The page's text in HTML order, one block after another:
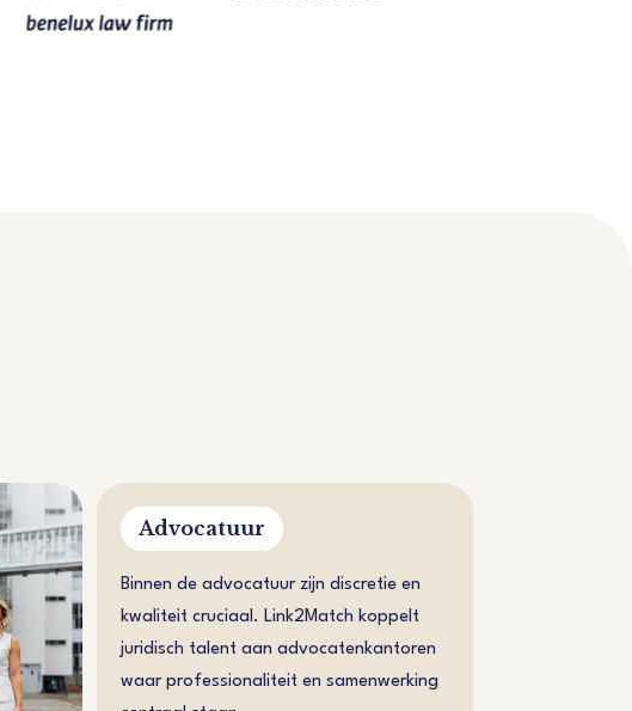
Advocatuur
Binnen de advocatuur zijn discretie en
kwaliteit cruciaal. Link2Match koppelt
juridisch talent aan advocatenkantoren
waar professionaliteit en samenwerking